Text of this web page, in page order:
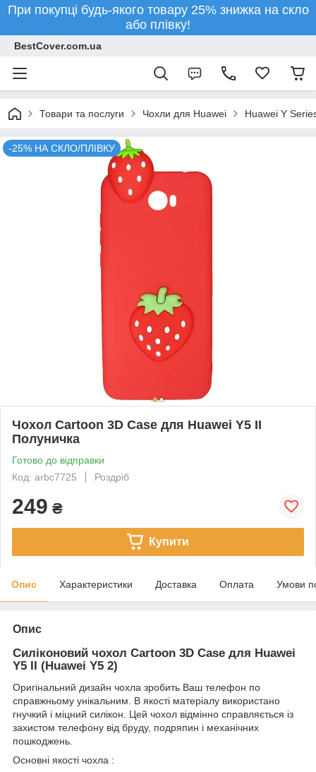
При покупці будь-якого товару 25% знижка на скло
або плівку!
BestCover.com.ua
Товари та послуги Чохли для Huawei Huawei Y
-25% НА СКЛО/ПЛІВКУ
Чохол Cartoon 3D Case для Huawei Y5 II
Полуничка
Готово до відправки
Код: arbc7725
Роздріб
249 ₴
Купити
Опис Характеристики Доставка Оплата Умови
Опис
Силіконовий чохол Cartoon 3D Case для Huawei
Y5 II (Huawei Y5 2)
Оригінальний дизайн чохла зробить Ваш телефон по
справжньому унікальним. В якості матеріалу використано
гнучкий і міцний силікон. Цей чохол відмінно справляється із
захистом телефону від бруду, подряпин і механічних
пошкоджень.
Основні якості чохла :